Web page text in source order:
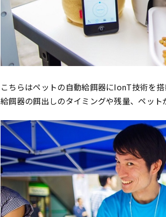
こちらはペットの自動給餌器にIonT技術を
給餌器の餌出しのタイミングや残量、ペット